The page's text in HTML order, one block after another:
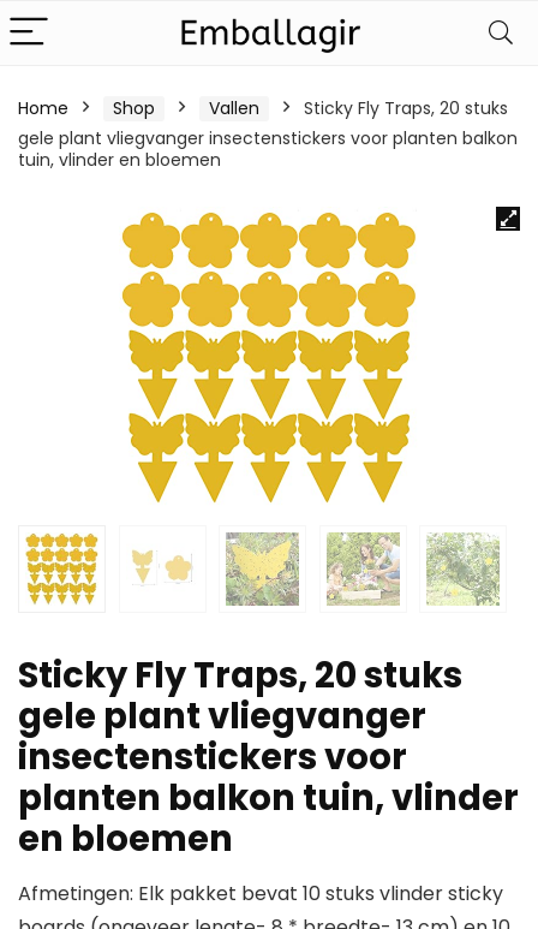
Home Shop Vallen
Sticky Fly Traps, 20 stuks
gele plant vliegvanger insectenstickers voor planten balkon
tuin, vlinder en bloemen
Sticky Fly Traps, 20 stuks
gele plant vliegvanger
insectenstickers voor
planten balkon tuin, vlinder
en bloemen
Afmetingen: Elk pakket bevat 10 stuks vlinder sticky